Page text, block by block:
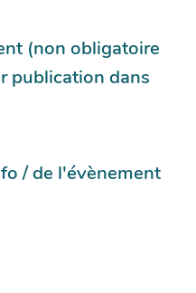
(non obligatoire
publication dans
/ de l'évènement